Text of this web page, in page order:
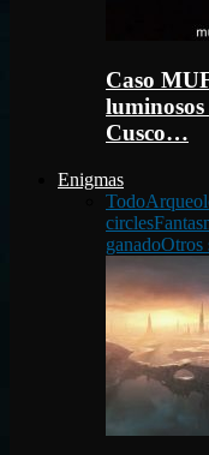
Caso
Cusco…
Enigmas
Todo
circles
ganadoOtros